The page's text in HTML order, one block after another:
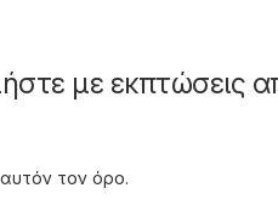
με εκπτώσεις
τον όρο.